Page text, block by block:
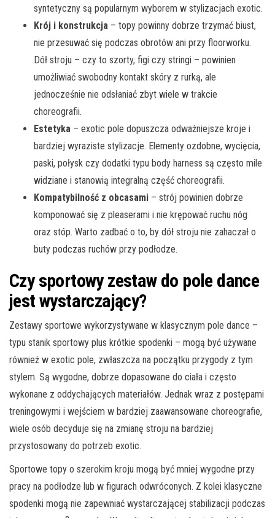
syntetyczny są popularnym wyborem w stylizacjach exotic.
Krój i konstrukcja – topy powinny dobrze trzymać biust,
nie przesuwać się podczas obrotów ani przy floorworku.
Dół stroju – czy to szorty, figi czy stringi – powinien
umożliwiać swobodny kontakt skóry z rurką, ale
jednocześnie nie odsłaniać zbyt wiele w trakcie
choreografii.
Estetyka – exotic pole dopuszcza odważniejsze kroje i
bardziej wyraziste stylizacje. Elementy ozdobne, wycięcia,
paski, połysk czy dodatki typu body harness są często mile
widziane i stanowią integralną część choreografii.
Kompatybilność z obcasami – strój powinien dobrze
komponować się z pleaserami i nie krępować ruchu nóg
oraz stóp. Warto zadbać o to, by dół stroju nie zahaczał o
buty podczas ruchów przy podłodze.
Czy sportowy zestaw do pole dance
jest wystarczający?
Zestawy sportowe wykorzystywane w klasycznym pole dance –
typu stanik sportowy plus krótkie spodenki – mogą być używane
również w exotic pole, zwłaszcza na początku przygody z tym
stylem. Są wygodne, dobrze dopasowane do ciała i często
wykonane z oddychających materiałów. Jednak wraz z postępami
treningowymi i wejściem w bardziej zaawansowane choreografie,
wiele osób decyduje się na zmianę stroju na bardziej
przystosowany do potrzeb exotic.
Sportowe topy o szerokim kroju mogą być mniej wygodne przy
pracy na podłodze lub w figurach odwróconych. Z kolei klasyczne
spodenki mogą nie zapewniać wystarczającej stabilizacji podczas